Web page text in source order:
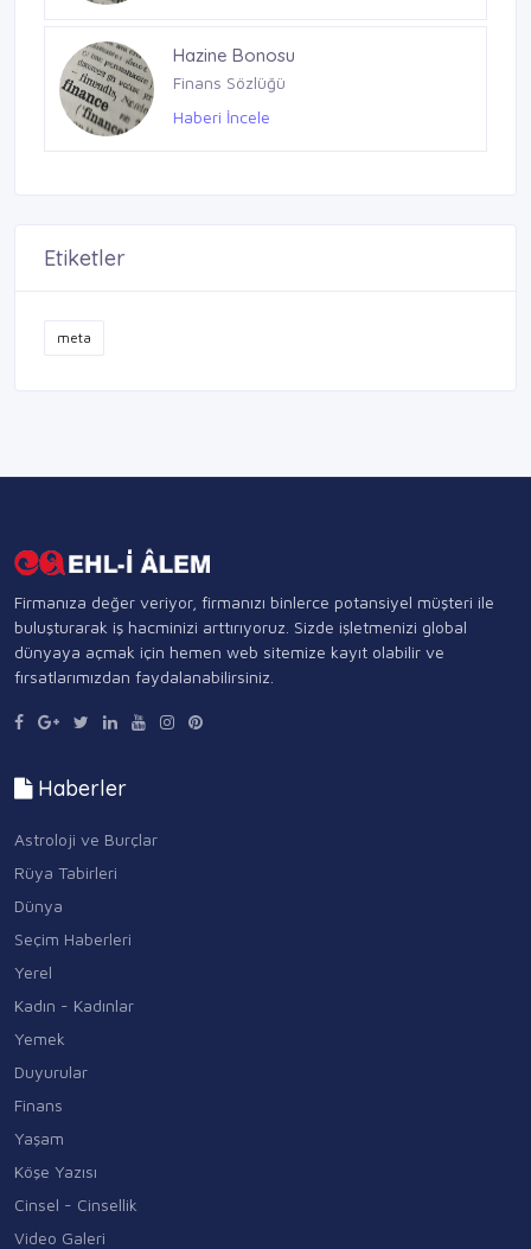
Hazine Bonosu
Finans Sözlüğü
Haberi İncele
Etiketler
meta
Firmanıza değer veriyor, firmanızı binlerce potansiyel müşteri ile
buluşturarak iş hacminizi arttırıyoruz. Sizde işletmenizi global
dünyaya açmak için hemen web sitemize kayıt olabilir ve
fırsatlarımızdan faydalanabilirsiniz.
Haberler
Astroloji ve Burçlar
Rüya Tabirleri
Dünya
Seçim Haberleri
Yerel
Kadın - Kadınlar
Yemek
Duyurular
Finans
Yaşam
Köşe Yazısı
Cinsel - Cinsellik
Video Galeri